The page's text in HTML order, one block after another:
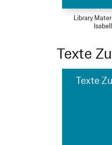
Library
Texte
Texte